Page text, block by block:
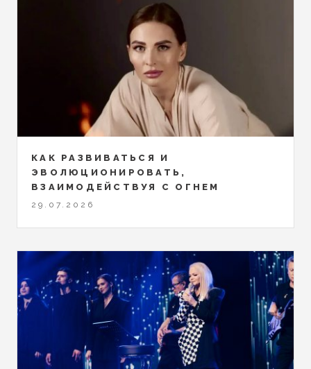
КАК РАЗВИВАТЬСЯ И
ЭВОЛЮЦИОНИРОВАТЬ,
ВЗАИМОДЕЙСТВУЯ С ОГНЕМ
29.07.2026